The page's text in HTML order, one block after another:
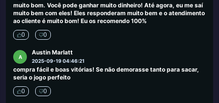
muito bom. Você pode ganhar muito dinheiro! Até agora, eu me saí
muito bem com eles! Eles responderam muito bem e o atendimento
ao cliente é muito bom! Eu os recomendo 100%
0 0
A
Austin Marlatt
2025-09-19 04:46:21
compra fácil e boas vitórias! Se não demorasse tanto para sacar,
seria o jogo perfeito
0 0